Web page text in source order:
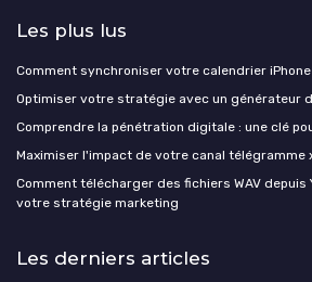
Les plus lus
Comment synchroniser votre calendrier
Optimiser votre stratégie avec un générateur
Comprendre la pénétration digitale : une clé
Maximiser l'impact de votre canal télégramme
Comment télécharger des fichiers WAV depuis
votre stratégie marketing
Les derniers articles